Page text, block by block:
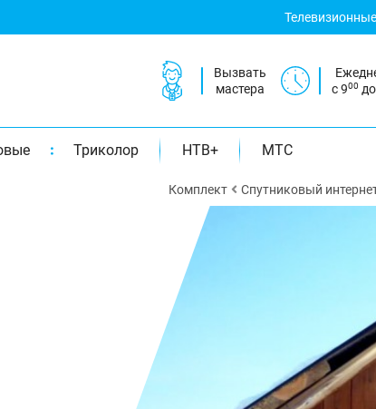
Вызвать
мастера
с 900
Триколор НТВ+ МТС
Комплект Спутниковый